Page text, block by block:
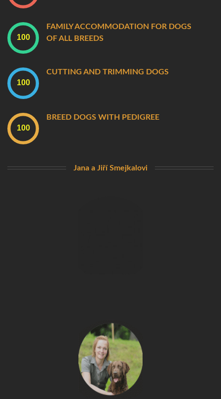
FAMILY ACCOMMODATION FOR DOGS
OF ALL BREEDS
CUTTING AND TRIMMING DOGS
BREED DOGS WITH PEDIGREE
Jana a Jiří Smejkalovi